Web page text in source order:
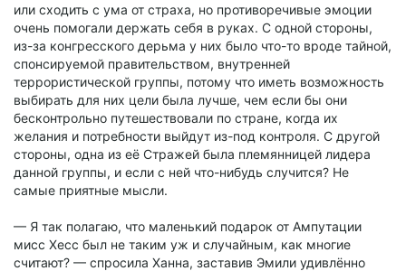
или сходить с ума от страха, но противоречивые эмоции
очень помогали держать себя в руках. С одной стороны,
из-за конгресского дерьма у них было что-то вроде тайной,
спонсируемой правительством, внутренней
террористической группы, потому что иметь возможность
выбирать для них цели была лучше, чем если бы они
бесконтрольно путешествовали по стране, когда их
желания и потребности выйдут из-под контроля. С другой
стороны, одна из её Стражей была племянницей лидера
данной группы, и если с ней что-нибудь случится? Не
самые приятные мысли.
— Я так полагаю, что маленький подарок от Ампутации
мисс Хесс был не таким уж и случайным, как многие
считают? — спросила Ханна, заставив Эмили удивлённо